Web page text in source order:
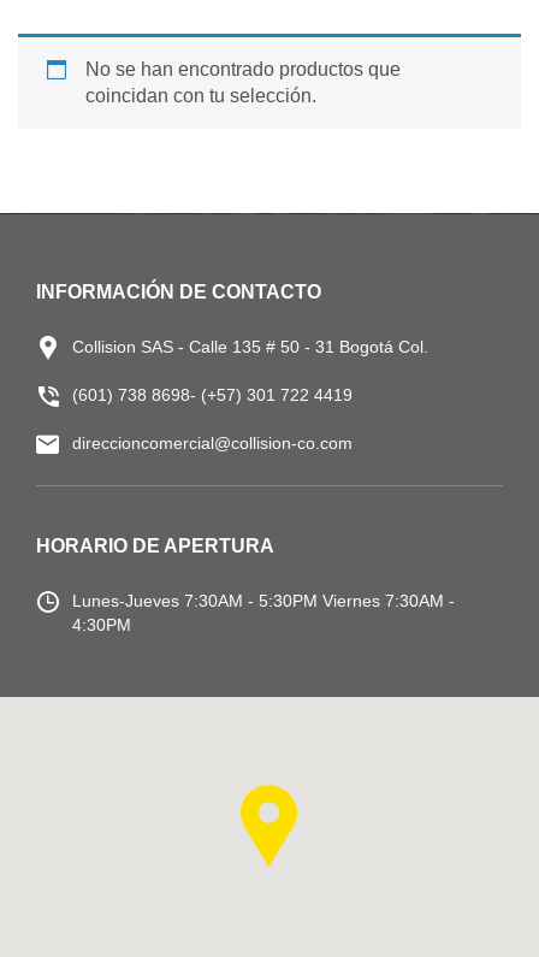
No se han encontrado productos que
coincidan con tu selección.
INFORMACIÓN DE CONTACTO
Collision SAS - Calle 135 # 50 - 31 Bogotá Col.
(601) 738 8698- (+57) 301 722 4419
direccioncomercial@collision-co.com
HORARIO DE APERTURA
Lunes-Jueves 7:30AM - 5:30PM Viernes 7:30AM -
4:30PM